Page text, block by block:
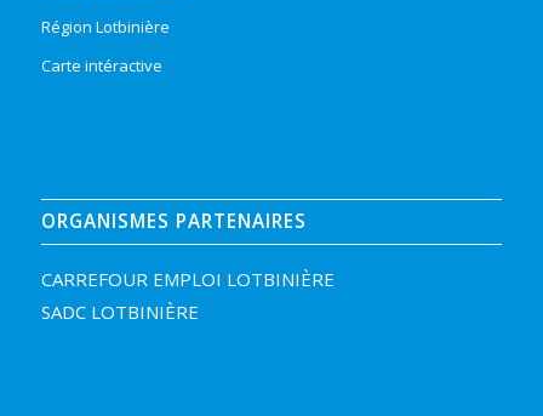
Région Lotbinière
Carte intéractive
ORGANISMES PARTENAIRES
CARREFOUR EMPLOI LOTBINIÈRE
SADC LOTBINIÈRE